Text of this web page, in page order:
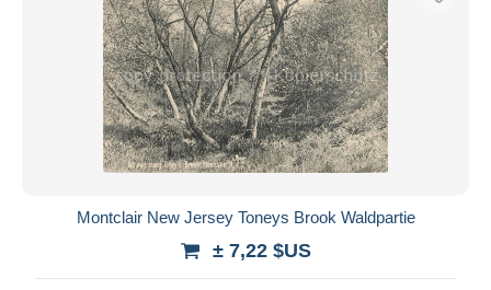
Montclair New Jersey Toneys Brook Waldpartie
± 7,22 $US